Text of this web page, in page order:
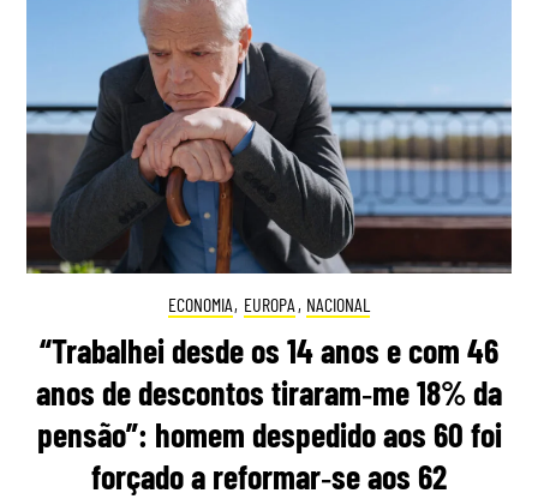
ECONOMIA, EUROPA , NACIONAL
“Trabalhei desde os 14 anos e com 46
anos de descontos tiraram‑me 18% da
pensão”: homem despedido aos 60 foi
forçado a reformar‑se aos 62